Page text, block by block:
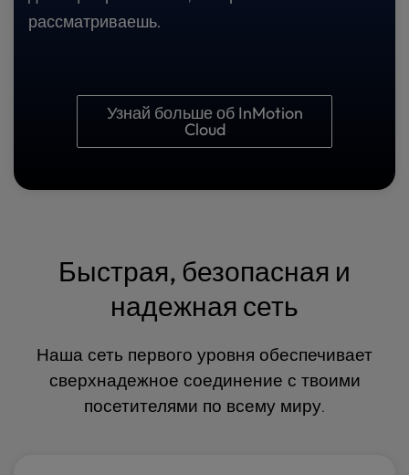
рассматриваешь.
Узнай больше об InMotion
Cloud
Быстрая, безопасная и
надежная сеть
Наша сеть первого уровня обеспечивает
сверхнадежное соединение с твоими
посетителями по всему миру.